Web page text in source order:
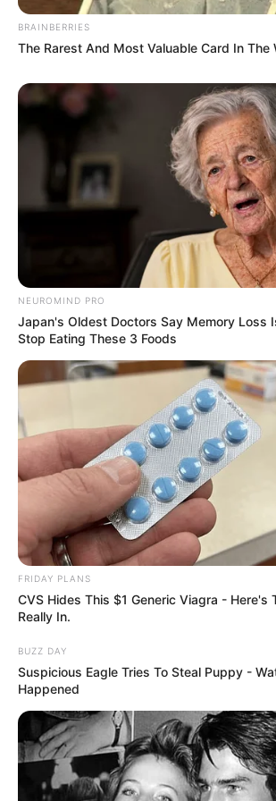
Passo a Passo
1 . Coloque a moldura sobre a
moldura.
2. Cole as suculentas sobre a
todo o espaço.
3. Depois de colar todas as
precisará pensar em um lugar
seu novo jardim. Aproveite o
BRAINBERRIES
The Rarest And Most Valuable Card In The
NEUROMIND PRO
Japan's Oldest Doctors Say Memory Loss
Stop Eating These 3 Foods
FRIDAY PLANS
CVS Hides This $1 Generic Viagra - Here's
Really In.
BUZZ DAY
Suspicious Eagle Tries To Steal Puppy -
Happened